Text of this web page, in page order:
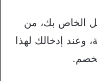
الخاص بك، من
إدخالك لهذا